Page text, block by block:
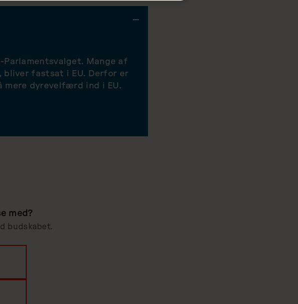
Parlamentsvalget. Mange af
fastsat i EU. Derfor er
mere dyrevelfærd ind i EU.
med?
budskabet.